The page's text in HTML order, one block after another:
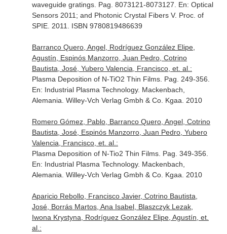
waveguide gratings. Pag. 8073121-8073127. En: Optical
Sensors 2011; and Photonic Crystal Fibers V. Proc. of
SPIE. 2011. ISBN 9780819486639
Barranco Quero, Angel, Rodríguez González Elipe,
Agustín, Espinós Manzorro, Juan Pedro, Cotrino
Bautista, José, Yubero Valencia, Francisco, et. al.:
Plasma Deposition of N-TiO2 Thin Films. Pag. 249-356.
En: Industrial Plasma Technology. Mackenbach,
Alemania. Willey-Vch Verlag Gmbh & Co. Kgaa. 2010
Romero Gómez, Pablo, Barranco Quero, Angel, Cotrino
Bautista, José, Espinós Manzorro, Juan Pedro, Yubero
Valencia, Francisco, et. al.:
Plasma Deposition of N-Tio2 Thin Films. Pag. 349-356.
En: Industrial Plasma Technology. Mackenbach,
Alemania. Willey-Vch Verlag Gmbh & Co. Kgaa. 2010
Aparicio Rebollo, Francisco Javier, Cotrino Bautista,
José, Borrás Martos, Ana Isabel, Blaszczyk Lezak,
Iwona Krystyna, Rodríguez González Elipe, Agustín, et.
al.: